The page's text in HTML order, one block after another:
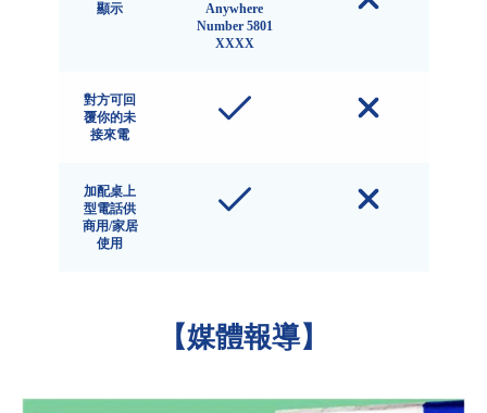
顯示
Anywhere
Number 5801
XXXX
對方可回
覆你的未
接來電
加配桌上
型電話供
商用/家居
使用
【媒體報導】